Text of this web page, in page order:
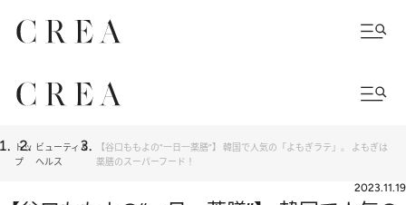
トッ
プ
ビューティ＆
ヘルス
【谷口ももよの“一日一薬膳”】 韓国で人気の「よもぎラテ」。 よもぎは
薬膳のスーパーフード！
2023.11.19